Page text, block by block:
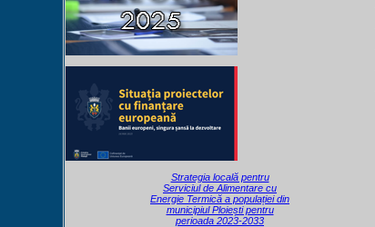
Strategia locală pentru
Serviciul de Alimentare cu
Energie Termică a populației din
municipiul Ploiești pentru
perioada 2023-2033